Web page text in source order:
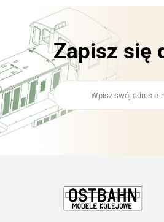
Zapisz się